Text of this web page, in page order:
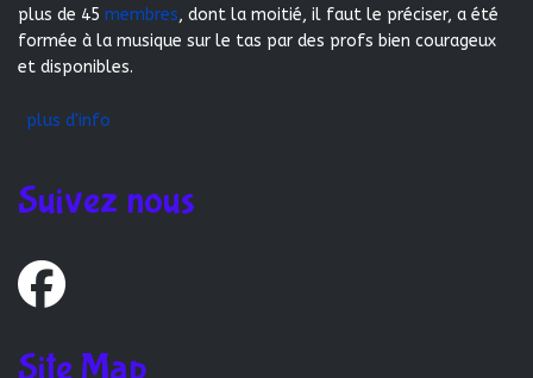
plus de 45 membres, dont la moitié, il faut le préciser, a été
formée à la musique sur le tas par des profs bien courageux
et disponibles.
plus d'info
Suivez nous
Site Map